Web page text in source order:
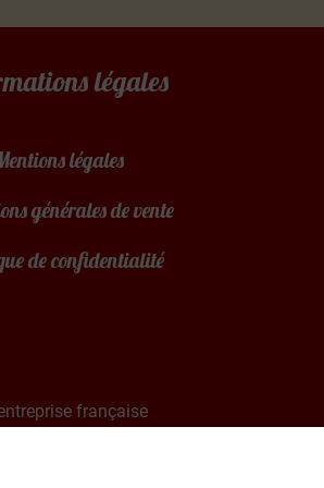
légales
légales
générales de vente
de confidentialité
française